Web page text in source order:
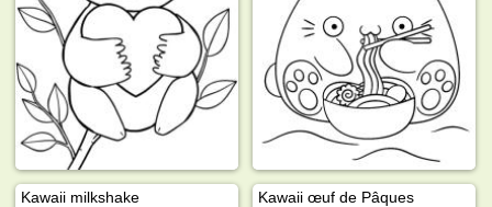
Kawaii milkshake Kawaii œuf de Pâques